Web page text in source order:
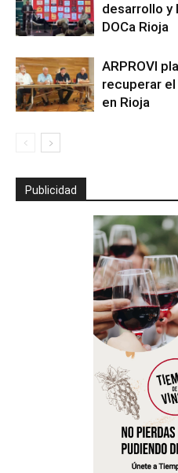
desarrollo y
DOCa Rioja
ARPROVI
recuperar
en Rioja
Publicidad